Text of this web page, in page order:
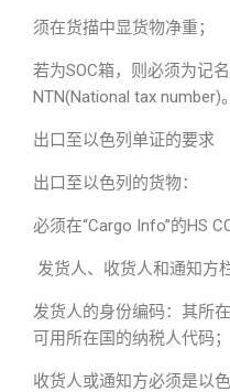
须在货描中显货物净重；
若为SOC箱，则必须为记
NTN(National tax number)。
出口至以色列单证的要求
出口至以色列的货物：
必须在“Cargo Info”的HS
发货人、收货人和通知方
发货人的身份编码：其所
可用所在国的纳税人代码；
收货人或通知方必须是以